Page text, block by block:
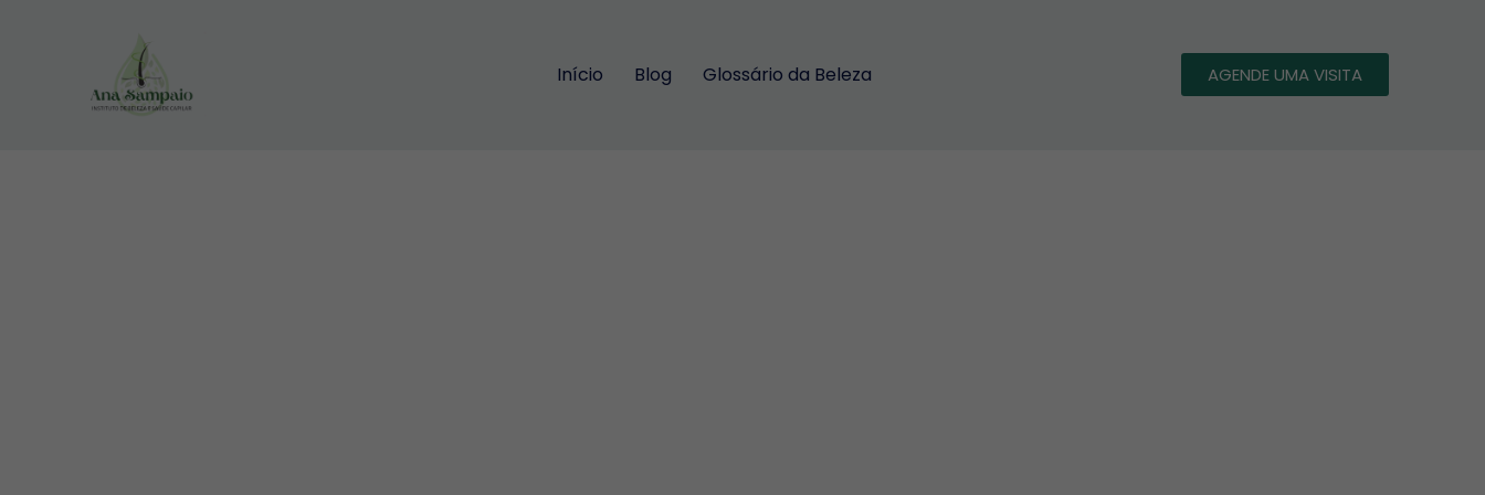
Início Blog Glossário da Beleza AGENDE UMA VISITA